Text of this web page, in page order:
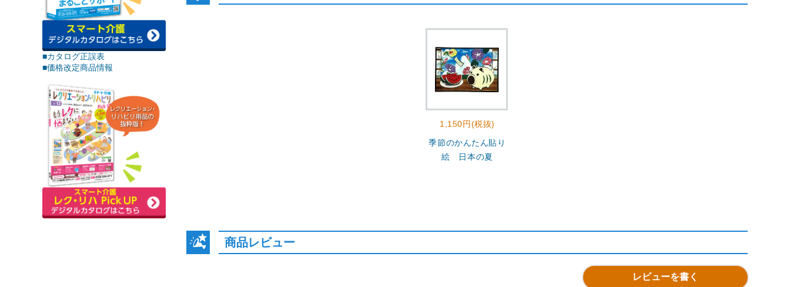
■カタログ正誤表
■価格改定商品情報
1,150円(税抜)
季節のかんたん貼り
絵 日本の夏
商品レビュー
レビューを書く